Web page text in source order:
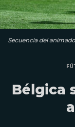
Secuencia del
Bélgica